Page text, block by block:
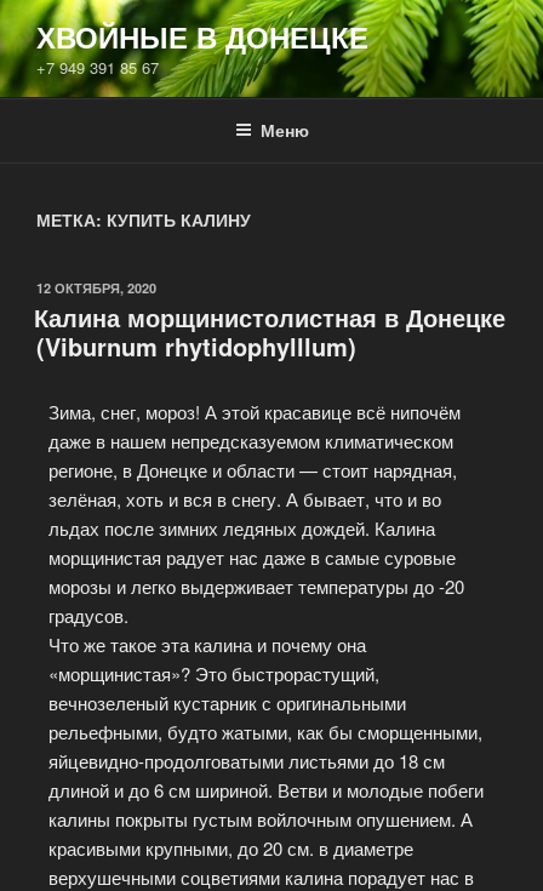
ХВОЙНЫЕ В ДОНЕЦКЕ
+7 949 391 85 67
Меню
МЕТКА: КУПИТЬ КАЛИНУ
12 ОКТЯБРЯ, 2020
Калина морщинистолистная в Донецке
(Viburnum rhytidophylllum)
Зима, снег, мороз! А этой красавице всё нипочём
даже в нашем непредсказуемом климатическом
регионе, в Донецке и области — стоит нарядная,
зелёная, хоть и вся в снегу. А бывает, что и во
льдах после зимних ледяных дождей. Калина
морщинистая радует нас даже в самые суровые
морозы и легко выдерживает температуры до -20
градусов.
Что же такое эта калина и почему она
«морщинистая»? Это быстрорастущий,
вечнозеленый кустарник с оригинальными
рельефными, будто жатыми, как бы сморщенными,
яйцевидно-продолговатыми листьями до 18 см
длиной и до 6 см шириной. Ветви и молодые побеги
калины покрыты густым войлочным опушением. А
красивыми крупными, до 20 см. в диаметре
верхушечными соцветиями калина порадует нас в